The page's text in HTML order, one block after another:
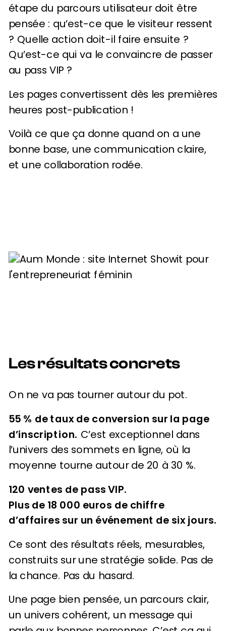
étape du parcours utilisateur doit être
pensée : qu’est-ce que le visiteur ressent
? Quelle action doit-il faire ensuite ?
Qu’est-ce qui va le convaincre de passer
au pass VIP ?
Les pages convertissent dès les premières
heures post-publication !
Voilà ce que ça donne quand on a une
bonne base, une communication claire,
et une collaboration rodée.
Les résultats concrets
On ne va pas tourner autour du pot.
55 % de taux de conversion sur la page
d’inscription. C’est exceptionnel dans
l’univers des sommets en ligne, où la
moyenne tourne autour de 20 à 30 %.
120 ventes de pass VIP.
Plus de 18 000 euros de chiffre
d’affaires sur un événement de six jours.
Ce sont des résultats réels, mesurables,
construits sur une stratégie solide. Pas de
la chance. Pas du hasard.
Une page bien pensée, un parcours clair,
un univers cohérent, un message qui